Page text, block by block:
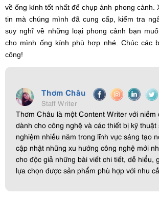
về ống kính tốt nhất để chụp ảnh phong cảnh.
tin mà chúng mình đã cung cấp, kiểm tra
suy nghĩ về những loại phong cảnh bạn
cho mình ống kính phù hợp nhé. Chúc các
công!
Thơm Châu
Staff Writer
Thơm Châu là một Content Writer với niềm
dành cho công nghệ và các thiết bị kỹ thuật
nghiệm nhiều năm trong lĩnh vực sáng tạo
cập nhật những xu hướng công nghệ mới
cho độc giả những bài viết chi tiết, dễ hiểu,
lựa chọn được sản phẩm phù hợp với nhu